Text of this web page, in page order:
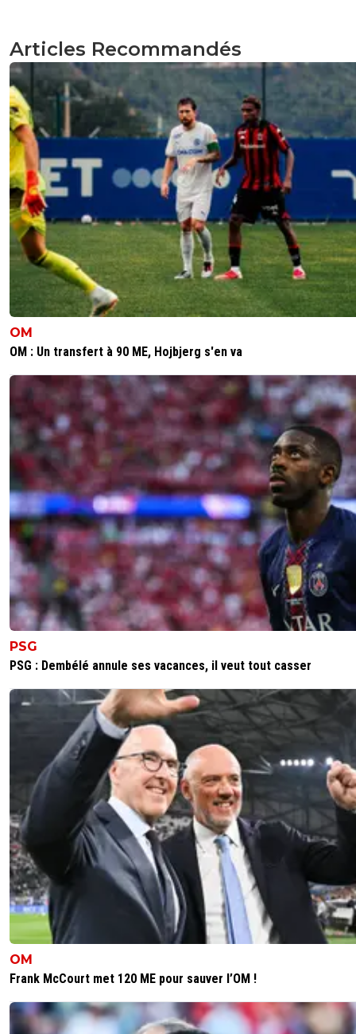
Articles Recommandés
OM
OM : Un transfert à 90 ME, Hojbjerg s'en va
PSG
PSG : Dembélé annule ses vacances, il veut tout casser
OM
Frank McCourt met 120 ME pour sauver l’OM !